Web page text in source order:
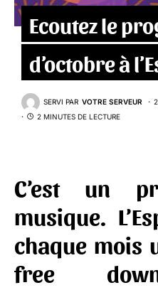
Ecoutez le
d’octobre à
SERVI PAR VOTRE SERVEUR
2 MINUTES DE LECTURE
C’est un
musique.
chaque mois
free